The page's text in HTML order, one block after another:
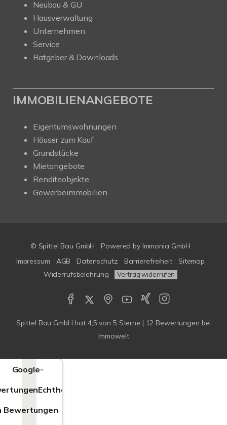
Neubau & GU
Hausverwaltung
Unternehmen
Service
Ratgeber & Downloads
IMMOBILIENANGEBOTE
Eigentumswohnungen
Häuser zum Kauf
Grundstücke
Mietangebote
Renditeobjekte
Gewerbeimmobilien
© Spittel Bau GmbH Powered by Immonia GmbH
Impressum
AGB Datenschutz Barrierefreiheit
Sitemap
Widerrufsbelehrung
Vertrag widerrufen
Spittel Bau GmbH hat 4,5 von 5 Sterne | 12 Bewertungen bei
Immowelt
Google-
Echtheit
Bewertungen